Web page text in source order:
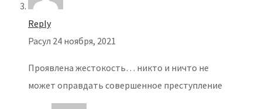
Reply
Расул 24 ноября, 2021
Проявлена жестокость… никто и ничто не
может оправдать совершенное преступление